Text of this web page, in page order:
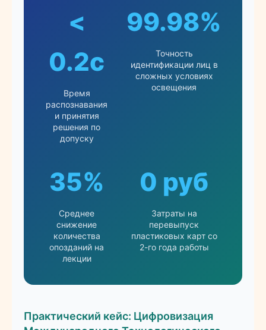
<
0.2с
Время
распознавания
и принятия
решения по
допуску
99.98%
Точность
идентификации лиц в
сложных условиях
освещения
35%
Среднее
снижение
количества
опозданий на
лекции
0 руб
Затраты на
перевыпуск
пластиковых карт со
2-го года работы
Практический кейс: Цифровизация